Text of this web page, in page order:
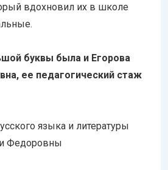
вдохновил их в школе
буквы была и Егорова
ее педагогический стаж
языка и литературы
Федоровны